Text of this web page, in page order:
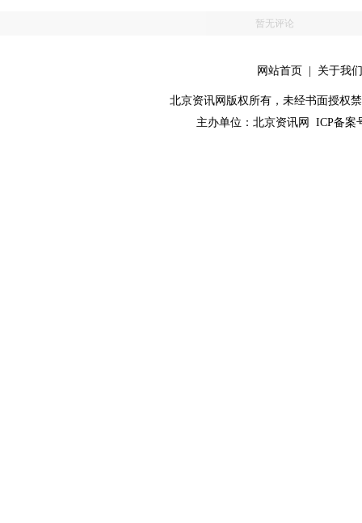
暂无评论
网站首页 关于我们
北京资讯网版权所有，未经书面授权
主办单位： 北京资讯网 ICP备案